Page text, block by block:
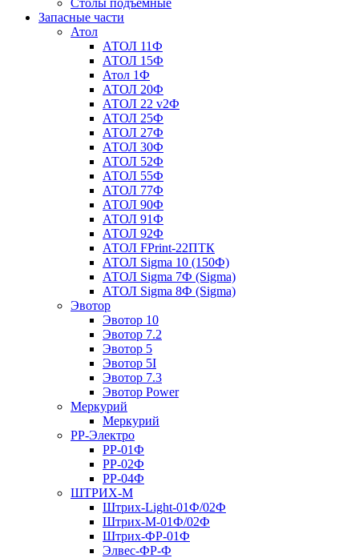
Запасные части
Атол
АТОЛ 11Ф
АТОЛ 15Ф
Атол 1Ф
АТОЛ 20Ф
АТОЛ 22 v2Ф
АТОЛ 25Ф
АТОЛ 27Ф
АТОЛ 30Ф
АТОЛ 52Ф
АТОЛ 55Ф
АТОЛ 77Ф
АТОЛ 90Ф
АТОЛ 91Ф
АТОЛ 92Ф
АТОЛ FPrint-22ПТК
АТОЛ Sigma 10 (150Ф)
АТОЛ Sigma 7Ф (Sigma)
АТОЛ Sigma 8Ф (Sigma)
Эвотор
Эвотор 10
Эвотор 7.2
Эвотор 5
Эвотор 5I
Эвотор 7.3
Эвотор Power
Меркурий
Меркурий
РР-Электро
РР-01Ф
РР-02Ф
РР-04Ф
ШТРИХ-М
Штрих-Light-01Ф/02Ф
Штрих-М-01Ф/02Ф
Штрих-ФР-01Ф
Элвес-ФР-Ф